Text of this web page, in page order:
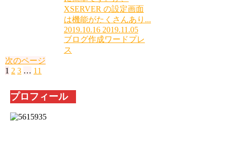
XSERVER の設定画面
は機能がたくさんあり...
2019.10.16 2019.11.05
ブログ作成ワードプレ
ス
次のページ
1 2 3 … 11
プロフィール